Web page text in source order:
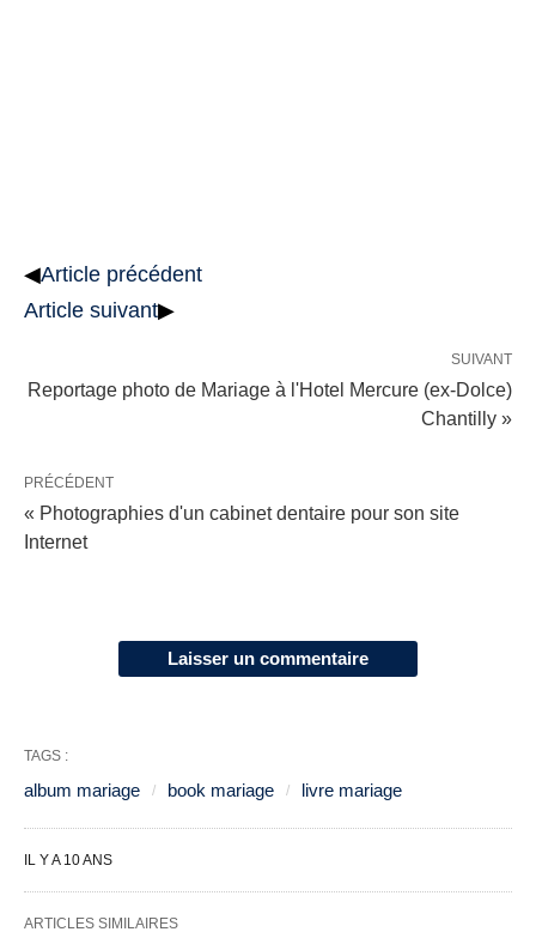
◀Article précédent
Article suivant▶
SUIVANT
Reportage photo de Mariage à l'Hotel Mercure (ex-Dolce)
Chantilly »
PRÉCÉDENT
« Photographies d'un cabinet dentaire pour son site
Internet
Laisser un commentaire
TAGS :
album mariage book mariage livre mariage
IL Y A 10 ANS
ARTICLES SIMILAIRES